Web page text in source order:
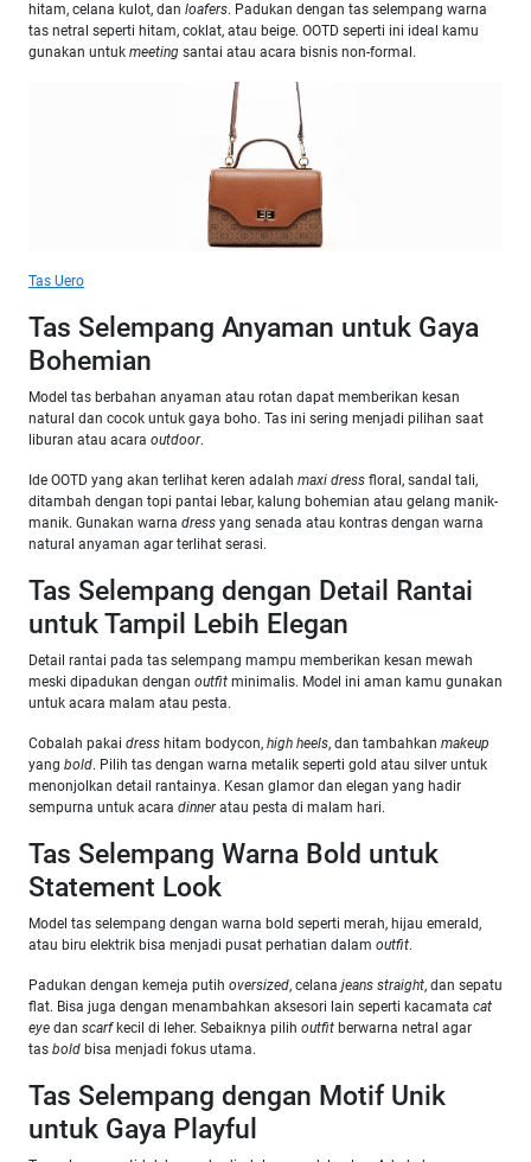
hitam, celana kulot, dan loafers. Padukan dengan tas selempang warna
tas netral seperti hitam, coklat, atau beige. OOTD seperti ini ideal kamu
gunakan untuk meeting santai atau acara bisnis non-formal.
Tas Uero
Tas Selempang Anyaman untuk Gaya
Bohemian
Model tas berbahan anyaman atau rotan dapat memberikan kesan
natural dan cocok untuk gaya boho. Tas ini sering menjadi pilihan saat
liburan atau acara outdoor.
Ide OOTD yang akan terlihat keren adalah maxi dress floral, sandal tali,
ditambah dengan topi pantai lebar, kalung bohemian atau gelang manik-
manik. Gunakan warna dress yang senada atau kontras dengan warna
natural anyaman agar terlihat serasi.
Tas Selempang dengan Detail Rantai
untuk Tampil Lebih Elegan
Detail rantai pada tas selempang mampu memberikan kesan mewah
meski dipadukan dengan outfit minimalis. Model ini aman kamu gunakan
untuk acara malam atau pesta.
Cobalah pakai dress hitam bodycon, high heels, dan tambahkan makeup
yang bold. Pilih tas dengan warna metalik seperti gold atau silver untuk
menonjolkan detail rantainya. Kesan glamor dan elegan yang hadir
sempurna untuk acara dinneratau pesta di malam hari.
Tas Selempang Warna Bold untuk
Statement Look
Model tas selempang dengan warna bold seperti merah, hijau emerald,
atau biru elektrik bisa menjadi pusat perhatian dalam outfit.
Padukan dengan kemeja putih oversized, celana jeans straight, dan sepatu
flat. Bisa juga dengan menambahkan aksesori lain seperti kacamata cat
eye dan scarfkecil di leher. Sebaiknya pilih outfit berwarna netral agar
tas bold bisa menjadi fokus utama.
Tas Selempang dengan Motif Unik
untuk Gaya Playful